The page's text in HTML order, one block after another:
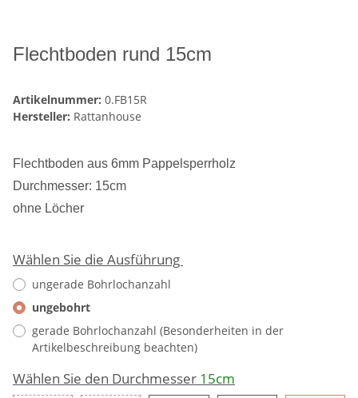
Flechtboden rund 15cm
Artikelnummer: 0.FB15R
Hersteller: Rattanhouse
Flechtboden aus 6mm Pappelsperrholz
Durchmesser: 15cm
ohne Löcher
Wählen Sie die Ausführung
ungerade Bohrlochanzahl
ungebohrt
gerade Bohrlochanzahl (Besonderheiten in der
Artikelbeschreibung beachten)
Wählen Sie den Durchmesser 15cm